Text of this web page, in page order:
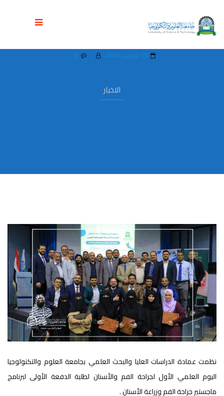
الاخبار
عمادة الدراسات العليا والبحث العلمي تنظم
اليوم العلمي الأول لجراحة الفم والأسنان
15 مارس، 2023 0
نظمت عمادة الدراسات العليا والبحث العلمي بجامعة العلوم والتكنولوجيا
اليوم العلمي الأول لجراحة الفم والأسنان لطلبة الدفعة الأولى لبرنامج
ماجستير جراحة الفم وزراعة الأسنان .